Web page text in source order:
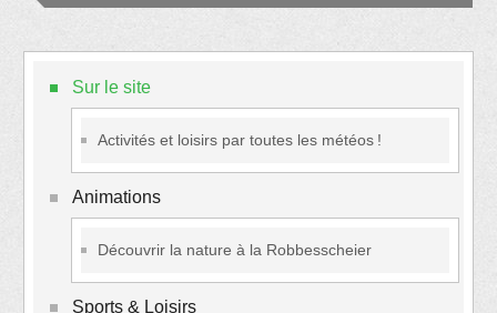
Sur le site
Activités et loisirs par toutes les météos !
Animations
Découvrir la nature à la Robbesscheier
Sports & Loisirs